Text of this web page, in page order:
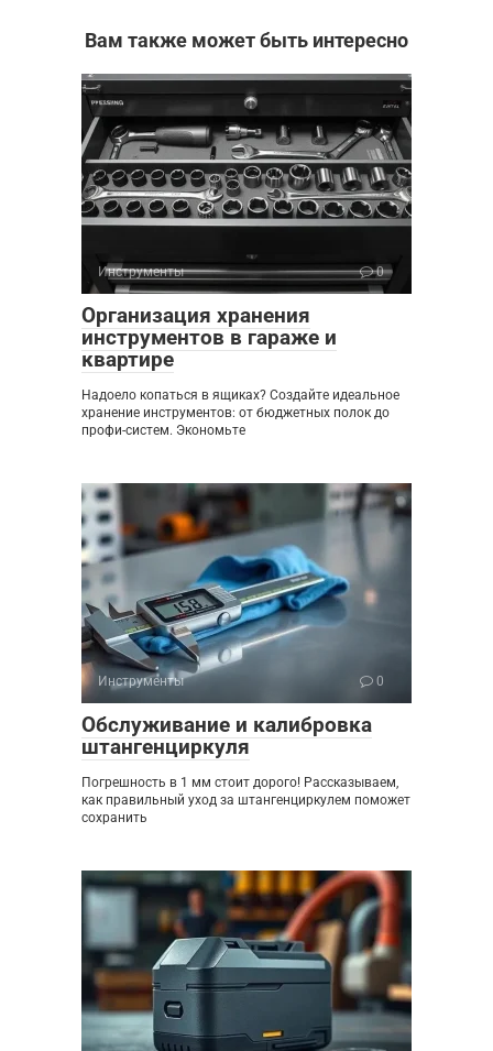
Вам также может быть интересно
Инструменты 0
Организация хранения
инструментов в гараже и
квартире
Надоело копаться в ящиках? Создайте идеальное
хранение инструментов: от бюджетных полок до
профи-систем. Экономьте
Инструменты 0
Обслуживание и калибровка
штангенциркуля
Погрешность в 1 мм стоит дорого! Рассказываем,
как правильный уход за штангенциркулем поможет
сохранить